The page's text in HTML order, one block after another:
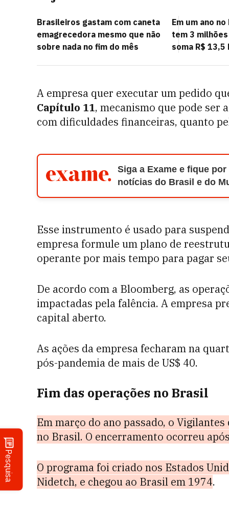
Pesquisa
Brasileiros gastam com caneta
emagrecedora mesmo que não
sobre nada no fim do mês
Em um ano
tem 3
soma R$ 13,5
A empresa quer executar um pedido
Capítulo 11, mecanismo que pode ser
com dificuldades financeiras, quanto
Siga a Exame e fique
notícias do Brasil e do
Esse instrumento é usado para
empresa formule um plano de
operante por mais tempo para pagar
De acordo com a Bloomberg, as
impactadas pela falência. A empresa
capital aberto.
As ações da empresa fecharam na
pós-pandemia de mais de US$ 40.
Fim das operações no Brasil
Em março do ano passado, o Vigilantes
no Brasil. O encerramento ocorreu
O programa foi criado nos Estados
Nidetch, e chegou ao Brasil em 1974.